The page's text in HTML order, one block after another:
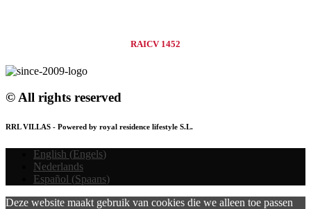
RAICV 1452
© All rights reserved
RRL VILLAS - Powered by royal residence lifestyle S.L.
English (Engels)
Nederlands
Español (Spaans)
Deze website maakt gebruik van cookies die we alleen toe passen